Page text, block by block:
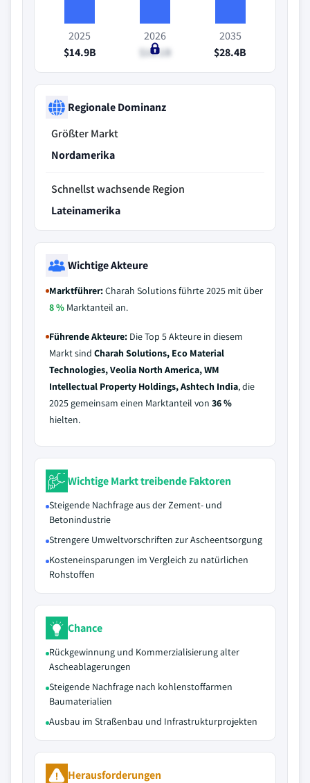
2025
$14.9B
2026
$16.1B
2035
$28.4B
Regionale Dominanz
Größter Markt
Nordamerika
Schnellst wachsende Region
Lateinamerika
Wichtige Akteure
Marktführer:Charah Solutions führte 2025 mit über
8 % Marktanteil an.
Führende Akteure: Die Top 5 Akteure in diesem
Markt sind Charah Solutions, Eco Material
Technologies, Veolia North America, WM
Intellectual Property Holdings, Ashtech India, die
2025 gemeinsam einen Marktanteil von 36 %
hielten.
Wichtige Markt treibende Faktoren
Steigende Nachfrage aus der Zement- und
Betonindustrie
Strengere Umweltvorschriften zur Ascheentsorgung
Kosteneinsparungen im Vergleich zu natürlichen
Rohstoffen
Chance
Rückgewinnung und Kommerzialisierung alter
Ascheablagerungen
Steigende Nachfrage nach kohlenstoffarmen
Baumaterialien
Ausbau im Straßenbau und Infrastrukturprojekten
Herausforderungen